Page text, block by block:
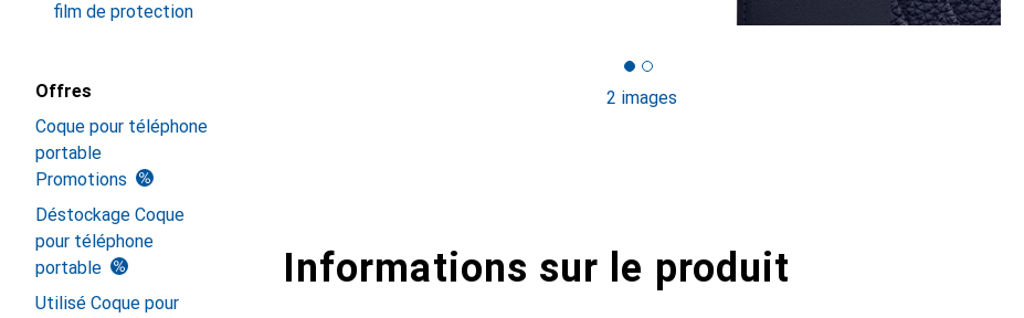
film de protection
Offres
Coque pour téléphone
portable
Promotions
Déstockage Coque
pour téléphone
portable
Utilisé Coque pour
2 images
Informations sur le produit